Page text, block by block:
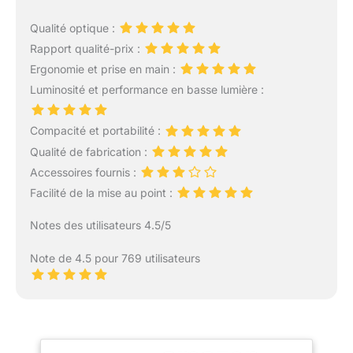
Qualité optique :
Rapport qualité-prix :
Ergonomie et prise en main :
Luminosité et performance en basse lumière :
Compacité et portabilité :
Qualité de fabrication :
Accessoires fournis :
Facilité de la mise au point :
Notes des utilisateurs 4.5/5
Note de 4.5 pour 769 utilisateurs